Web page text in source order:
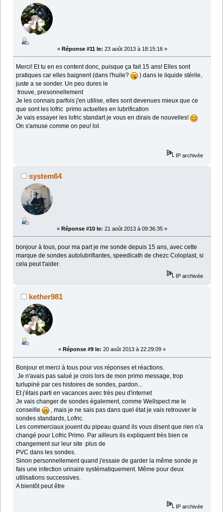
« Réponse #11 le: 23 août 2013 à 18:15:16 »
Merci! Et tu en es content donc, puisque ça fait 15 ans! Elles sont
pratiques car elles baignent (dans l'huile?
) dans le liquide stérile,
juste a se sonder. Un peu dures le
trouve, presonnellement
Je les connais parfois j'en utilise, elles sont devenues mieux que ce
que sont les lofric primo actuelles en lubrification
Je vais essayer les lofric standart je vous en dirais de nouvelles!
On s'amuse comme on peu! lol.
IP archivée
system64
« Réponse #10 le: 21 août 2013 à 09:36:35 »
bonjour à tous, pour ma part je me sonde depuis 15 ans, avec cette
marque de sondes autolubrifiantes, speedicath de chezc Coloplast, si
cela peut t'aider.
IP archivée
kether981
« Réponse #9 le: 20 août 2013 à 22:29:09 »
Bonjour et merci à tous pour vos réponses et réactions.
Je n'avais pas salué je crois lors de mon primo message, trop
turlupiné par ces histoires de sondes, pardon...
Et j'étais parti en vacances avec très peu d'internet
Je vais changer de sondes également, comme Wellspect me le
conseille
, mais je ne sais pas dans quel état je vais retrouver le
sondes standards, Lofric.
Les commerciaux jouent du pipeau quand ils vous disent que rien n'a
changé pour Lofric Primo. Par ailleurs ils expliquent très bien ce
changement sur leur site :plus de
PVC dans les sondes.
Sinon personnellement quand j'essaie de garder la même sonde je
fais une infection urinaire systématiquement. Même pour deux
utilisations successives.
A bientôt peut être
IP archivée